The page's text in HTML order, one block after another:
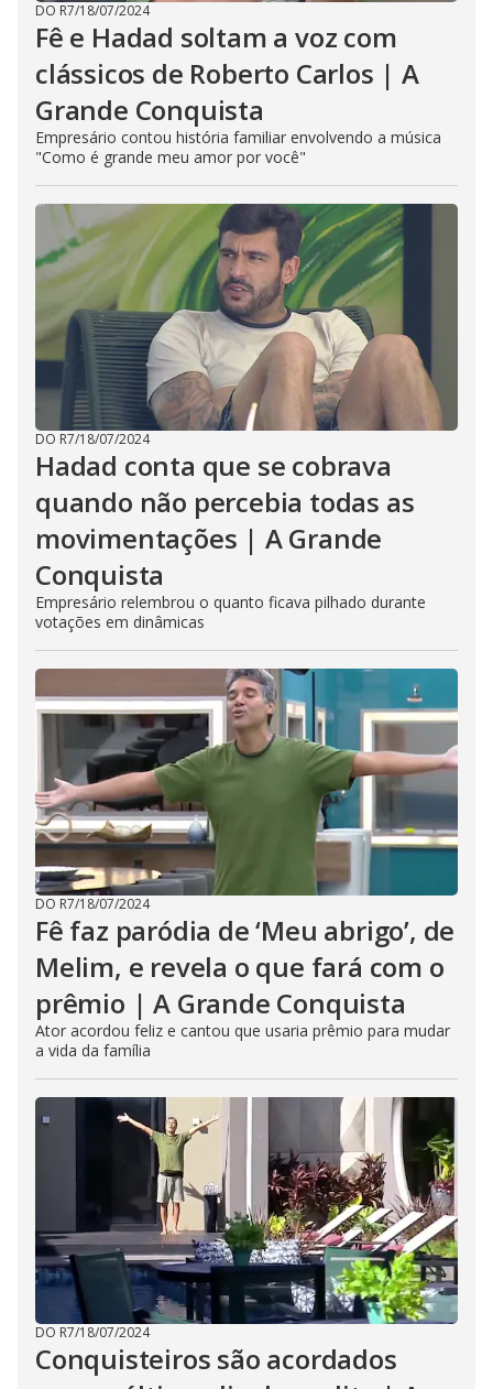
DO R7/18/07/2024
Fê e Hadad soltam a voz com
clássicos de Roberto Carlos | A
Grande Conquista
Empresário contou história familiar envolvendo a música
"Como é grande meu amor por você"
DO R7/18/07/2024
Hadad conta que se cobrava
quando não percebia todas as
movimentações | A Grande
Conquista
Empresário relembrou o quanto ficava pilhado durante
votações em dinâmicas
DO R7/18/07/2024
Fê faz paródia de ‘Meu abrigo’, de
Melim, e revela o que fará com o
prêmio | A Grande Conquista
Ator acordou feliz e cantou que usaria prêmio para mudar
a vida da família
DO R7/18/07/2024
Conquisteiros são acordados